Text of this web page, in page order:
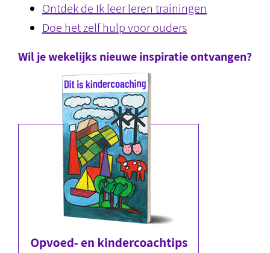
Ontdek de Ik leer leren trainingen
Doe het zelf hulp voor ouders
Wil je wekelijks nieuwe inspiratie ontvangen?